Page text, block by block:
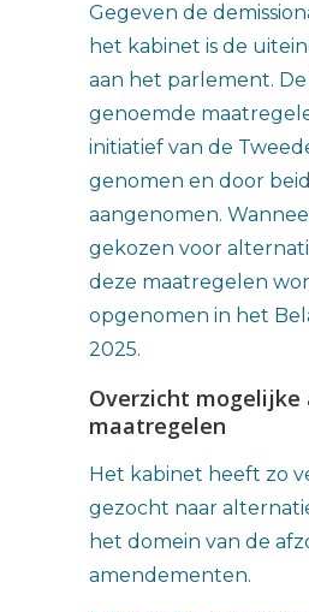
Gegeven de
het kabinet is de
aan het parlement.
genoemde
initiatief van de
genomen en door
aangenomen.
gekozen voor
deze maatregelen
opgenomen in het
2025.
Overzicht
maatregelen
Het kabinet heeft zo
gezocht naar
het domein van de
amendementen.